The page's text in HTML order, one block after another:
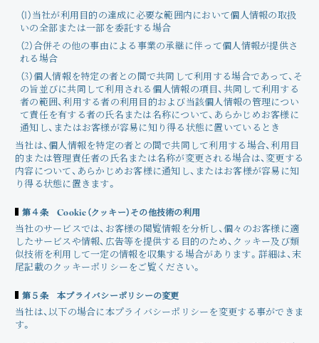
（1）当社が利用目的の達成に必要な範囲内において個人情報の取扱
いの全部または一部を委託する場合
（2）合併その他の事由による事業の承継に伴って個人情報が提供さ
れる場合
（3）個人情報を特定の者との間で共同して利用する場合であって、そ
の旨並びに共同して利用される個人情報の項目、共同して利用する
者の範囲、利用する者の利用目的および当該個人情報の管理につい
て責任を有する者の氏名または名称について、あらかじめお客様に
通知し、またはお客様が容易に知り得る状態に置いているとき
当社は、個人情報を特定の者との間で共同して利用する場合、利用目
的または管理責任者の氏名または名称が変更される場合は、変更する
内容について、あらかじめお客様に通知し、またはお客様が容易に知
り得る状態に置きます。
第４条 Cookie（クッキー）その他技術の利用
当社のサービスでは、お客様の閲覧情報を分析し、個々のお客様に適
したサービスや情報、広告等を提供する目的のため、クッキー及び類
似技術を利用して一定の情報を収集する場合があります。詳細は、末
尾記載のクッキーポリシーをご覧ください。
第５条 本プライバシーポリシーの変更
当社は、以下の場合に本プライバシーポリシーを変更する事ができま
す。